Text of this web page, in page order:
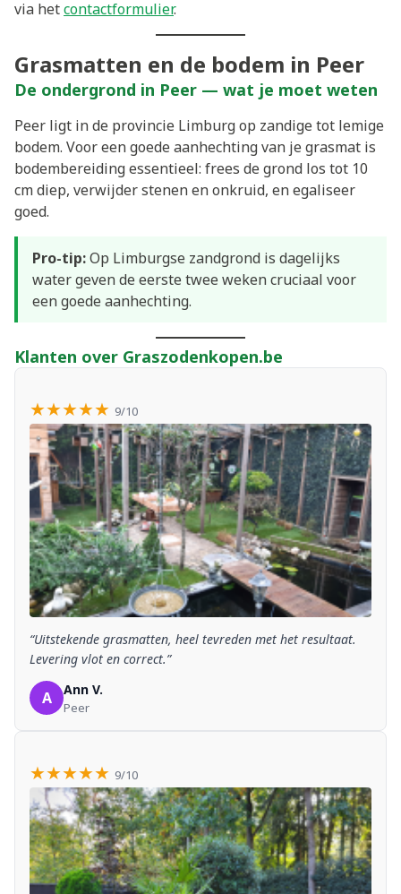
via hetcontactformulier.
Grasmatten en de bodem in Peer
De ondergrond in Peer — wat je moet weten
Peer ligt in de provincie Limburg op zandige tot lemige
bodem. Voor een goede aanhechting van je grasmat is
bodembereiding essentieel: frees de grond los tot 10
cm diep, verwijder stenen en onkruid, en egaliseer
goed.
Pro-tip:Op Limburgse zandgrond is dagelijks
water geven de eerste twee weken cruciaal voor
een goede aanhechting.
Klanten over Graszodenkopen.be
★★★★★ 9/10
“Uitstekende grasmatten, heel tevreden met het resultaat.
Levering vlot en correct.”
A Ann V.
Peer
★★★★★ 9/10